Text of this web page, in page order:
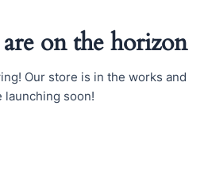
on the horizon
Our store is in the works and
launching soon!